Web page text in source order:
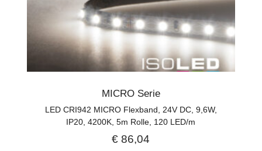
MICRO Serie
LED CRI942 MICRO Flexband, 24V DC, 9,6W,
IP20, 4200K, 5m Rolle, 120 LED/m
€ 86,04